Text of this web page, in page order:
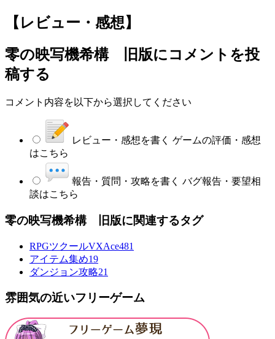
【レビュー・感想】
零の映写機希構 旧版にコメントを投
稿する
コメント内容を以下から選択してください
レビュー・感想を書く ゲームの評価・感想
はこちら
報告・質問・攻略を書く バグ報告・要望相
談はこちら
零の映写機希構 旧版に関連するタグ
RPGツクールVXAce481
アイテム集め19
ダンジョン攻略21
雰囲気の近いフリーゲーム